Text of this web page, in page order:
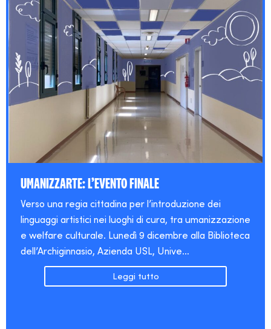
UMANIZZARTE: L’EVENTO FINALE
Verso una regia cittadina per l’introduzione dei
linguaggi artistici nei luoghi di cura, tra umanizzazione
e welfare culturale. Lunedì 9 dicembre alla Biblioteca
dell’Archiginnasio, Azienda USL, Unive…
Leggi tutto